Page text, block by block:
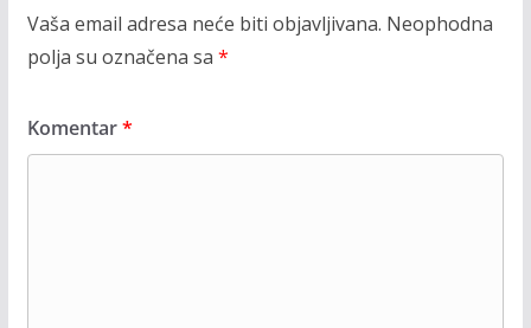
Vaša email adresa neće biti objavljivana. Neophodna
polja su označena sa *
Komentar*